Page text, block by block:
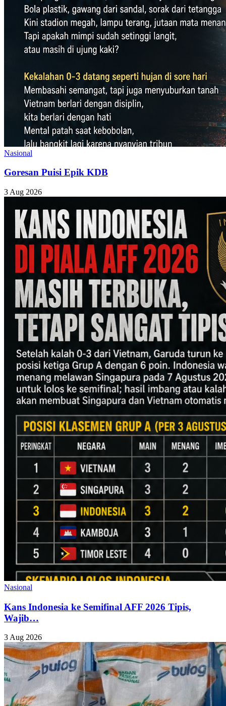
Nasional
Goresan Puisi Epik KDB
3 Aug 2026
Nasional
Kans Indonesia ke Semifinal AFF 2026 Tipis,
Wajib…
3 Aug 2026